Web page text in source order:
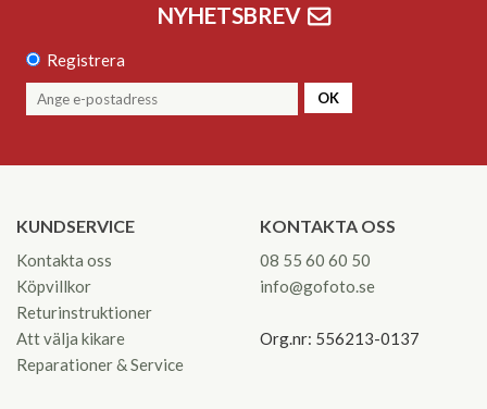
NYHETSBREV
Registrera
OK
KUNDSERVICE
Kontakta oss
Köpvillkor
Returinstruktioner
Att välja kikare
Reparationer & Service
KONTAKTA OSS
08 55 60 60 50
info@gofoto.se
Org.nr: 556213-0137